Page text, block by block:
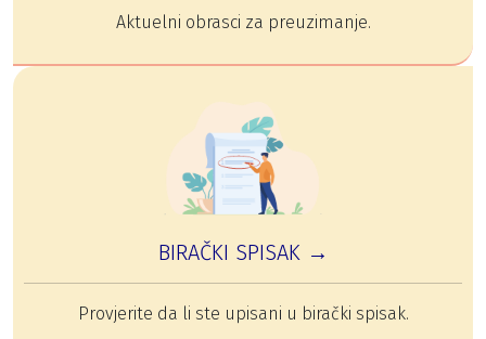
Aktuelni obrasci za preuzimanje.
BIRAČKI SPISAK →
Provjerite da li ste upisani u birački spisak.